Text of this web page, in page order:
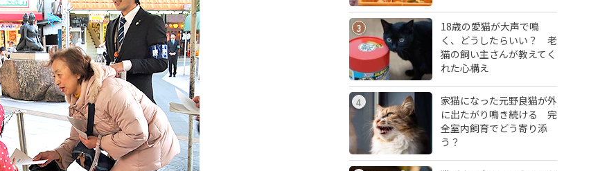
3
18歳の愛猫が大声で鳴
く、どうしたらいい？ 老
猫の飼い主さんが教えてく
れた心構え
4
家猫になった元野良猫が外
に出たがり鳴き続ける 完
全室内飼育でどう寄り添
う？